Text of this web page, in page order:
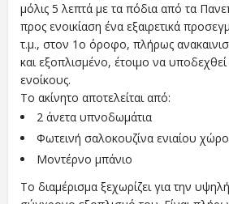
μόλις 5 λεπτά με τα πόδια από τα
προς ενοικίαση ένα εξαιρετικά
τ.μ., στον 1ο όροφο, πλήρως
και εξοπλισμένο, έτοιμο να
ενοίκους.
Το ακίνητο αποτελείται από:
2 άνετα υπνοδωμάτια
Φωτεινή σαλοκουζίνα ενιαίου
Μοντέρνο μπάνιο
Το διαμέρισμα ξεχωρίζει για την